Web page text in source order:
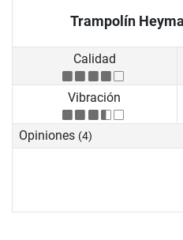
Trampolín
Calidad
Vibración
Opiniones (4)